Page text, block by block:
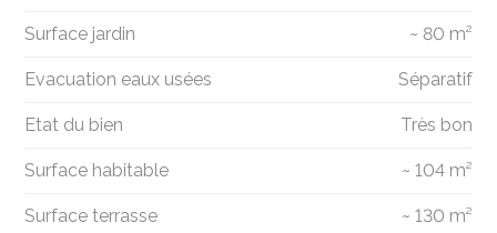
Surface jardin ~ 80 m²
Evacuation eaux usées Séparatif
Etat du bien Très bon
Surface habitable ~ 104 m²
Surface terrasse ~ 130 m²